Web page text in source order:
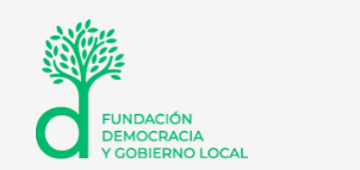
contenido